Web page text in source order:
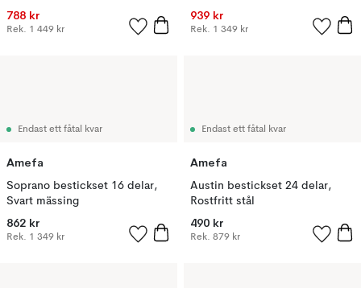
788 kr
Rek. 1 449 kr
939 kr
Rek. 1 349 kr
Endast ett fåtal kvar
Amefa
Soprano bestickset 16 delar,
Svart mässing
862 kr
Rek. 1 349 kr
Endast ett fåtal kvar
Amefa
Austin bestickset 24 delar,
Rostfritt stål
490 kr
Rek. 879 kr